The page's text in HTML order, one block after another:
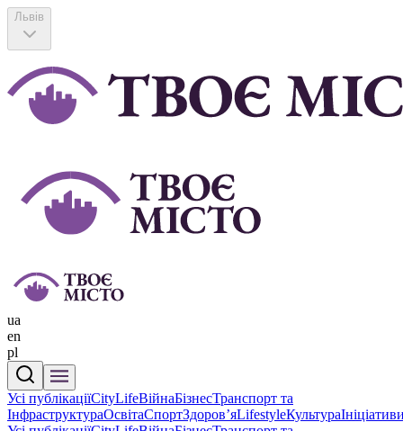
Львів
ua
en
pl
Усі публікаціїCityLifeВійнаБізнесТранспорт та
ІнфраструктураОсвітаСпортЗдоровʼяLifestyleКультура